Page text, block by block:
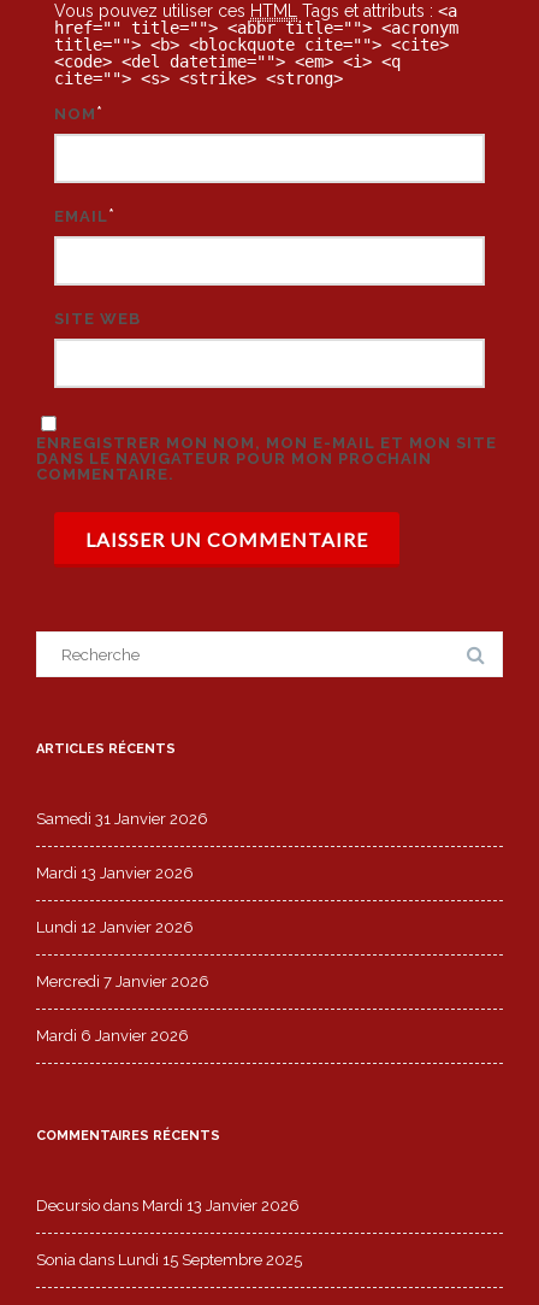
Vous pouvez utiliser ces HTML Tags et attributs : <a
href="" title=""> <abbr title=""> <acronym
title=""> <b> <blockquote cite=""> <cite>
<code> <del datetime=""> <em> <i> <q
cite=""> <s> <strike> <strong>
NOM *
EMAIL*
SITE WEB
ENREGISTRER MON NOM, MON E-MAIL ET MON SITE
DANS LE NAVIGATEUR POUR MON PROCHAIN
COMMENTAIRE.
for:
ARTICLES RÉCENTS
Samedi 31 Janvier 2026
Mardi 13 Janvier 2026
Lundi 12 Janvier 2026
Mercredi 7 Janvier 2026
Mardi 6 Janvier 2026
COMMENTAIRES RÉCENTS
Decursio dans Mardi 13 Janvier 2026
Sonia dans Lundi 15 Septembre 2025